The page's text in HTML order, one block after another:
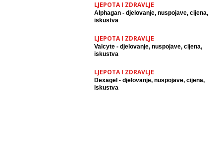
LJEPOTA I ZDRAVLJE
Alphagan - djelovanje, nuspojave, cijena,
iskustva
LJEPOTA I ZDRAVLJE
Valcyte - djelovanje, nuspojave, cijena,
iskustva
LJEPOTA I ZDRAVLJE
Dexagel - djelovanje, nuspojave, cijena,
iskustva